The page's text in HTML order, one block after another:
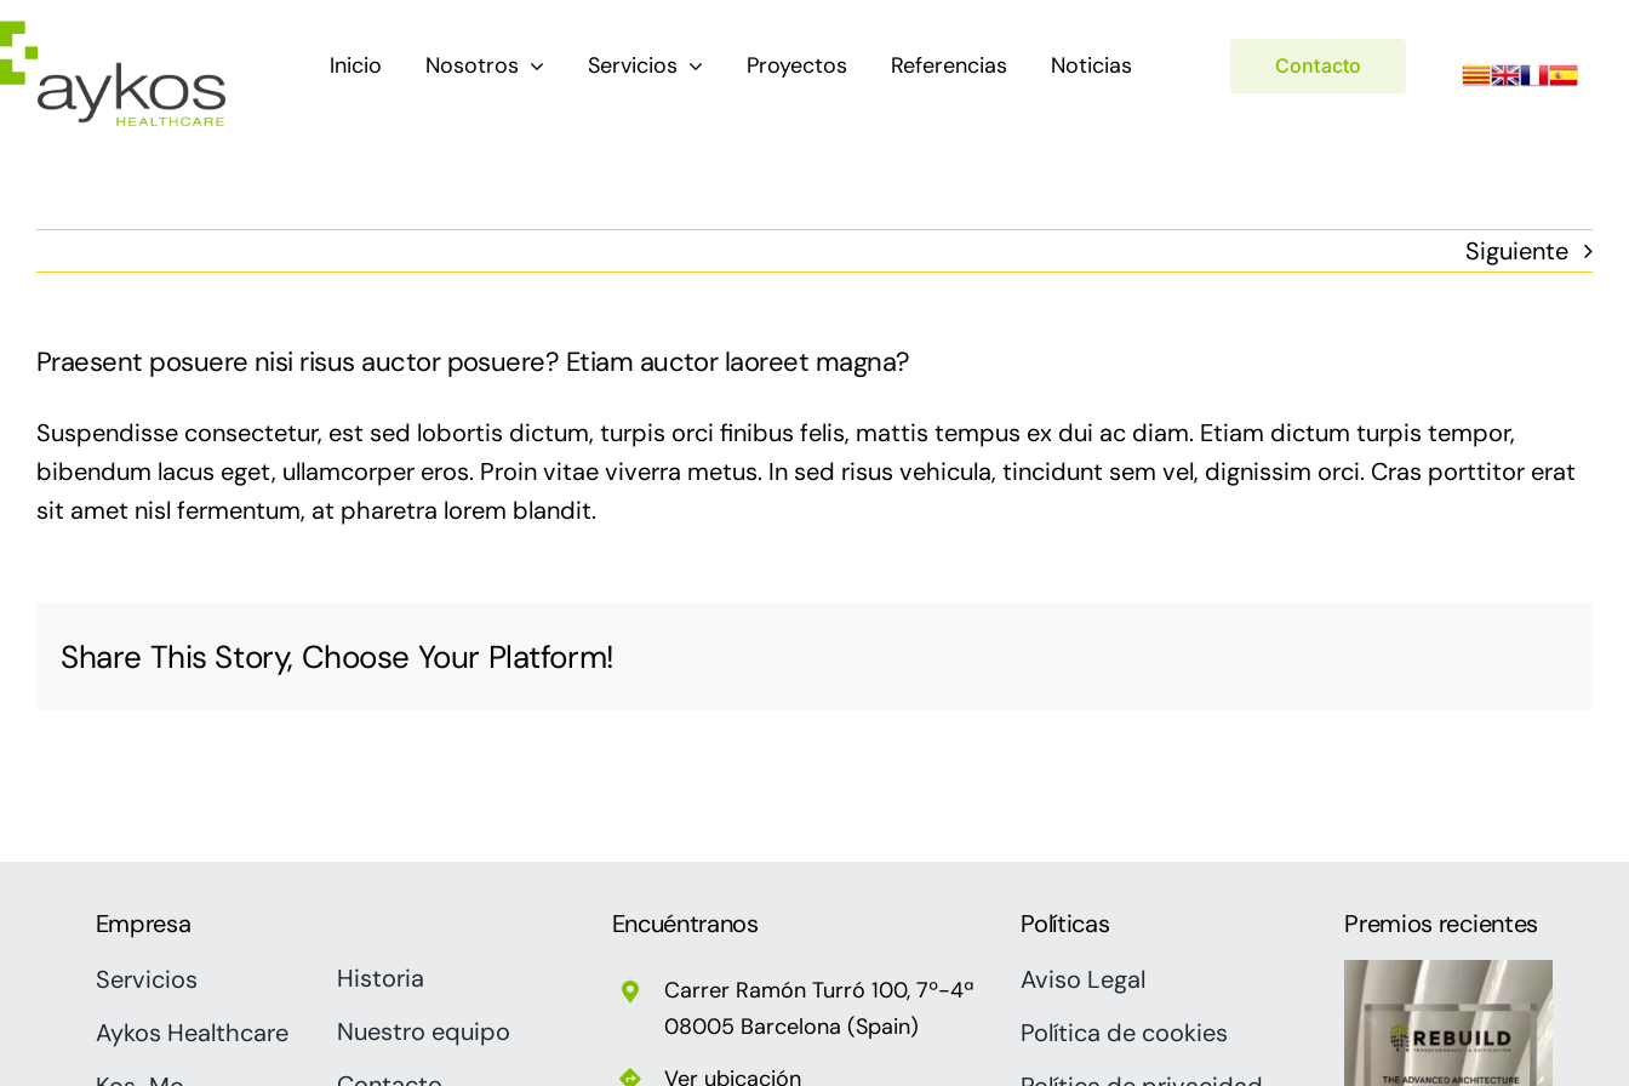
Saltar
al
contenido
Inicio Nosotros Servicios Proyectos Referencias Noticias Contacto
Siguiente
Praesent posuere nisi risus auctor posuere? Etiam auctor laoreet magna?
Suspendisse consectetur, est sed lobortis dictum, turpis orci finibus felis, mattis tempus ex dui ac diam. Etiam dictum turpis tempor,
bibendum lacus eget, ullamcorper eros. Proin vitae viverra metus. In sed risus vehicula, tincidunt sem vel, dignissim orci. Cras porttitor erat
sit amet nisl fermentum, at pharetra lorem blandit.
Share This Story, Choose Your Platform!
Empresa
Servicios
Aykos Healthcare
Historia
Nuestro equipo
Encuéntranos
Carrer Ramón Turró 100, 7º-4ª
08005 Barcelona (Spain)
Ver ubicación
Políticas
Aviso Legal
Política de cookies
Premios recientes